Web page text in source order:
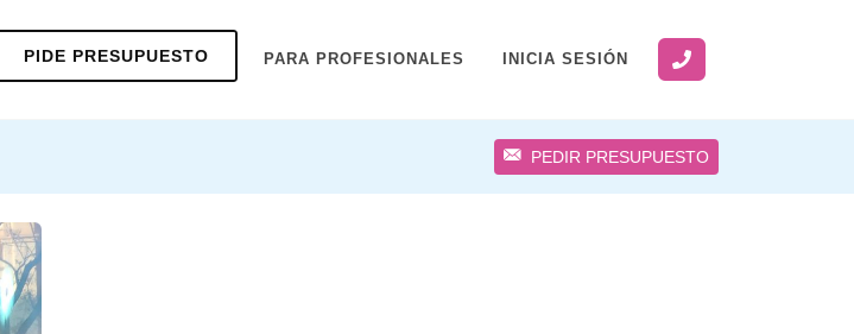
PIDE PRESUPUESTO PARA PROFESIONALES INICIA SESIÓN
PEDIR PRESUPUESTO